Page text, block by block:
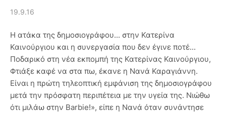
19.9.16
Η ατάκα της δημοσιογράφου... στην Κατερίνα
Καινούργιου και η συνεργασία που δεν έγινε ποτέ...
Ποδαρικό στη νέα εκπομπή της Κατερίνας Καινούργιου,
Φτιάξε καφέ να στα πω, έκανε η Νανά Καραγιάννη.
Είναι η πρώτη τηλεοπτική εμφάνιση της δημοσιογράφου
μετά την πρόσφατη περιπέτεια με την υγεία της. Νιώθω
ότι μιλάω στην Barbie!», είπε η Νανά όταν συνάντησε